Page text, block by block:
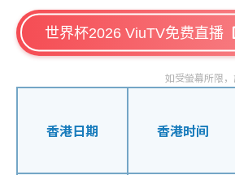
世界杯2026 ViuTV免费直播
香港日期 香港时间